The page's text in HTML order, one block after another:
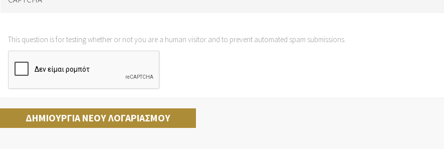
This question is for testing whether or not you are a human visitor and to prevent automated spam submissions.
ΔΗΜΙΟΥΡΓΊΑ ΝΈΟΥ ΛΟΓΑΡΙΑΣΜΟΎ